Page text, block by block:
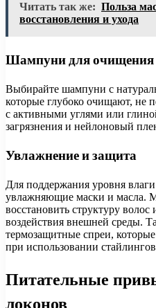
Читать так же: Польза
восстановления и ухода
Шампуни для очищения
Выбирайте шампуни с
которые глубоко очищают, не
с активными углями или
загрязнения и нейлоновый
Увлажнение и защита
Для поддержания уровня
увлажняющие маски и масла.
восстановить структуру
воздействия внешней среды.
термозащитные спреи,
при использовании
Питательные